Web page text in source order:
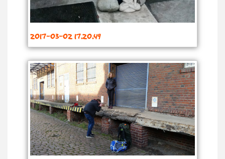
2017-03-02 17.20.49